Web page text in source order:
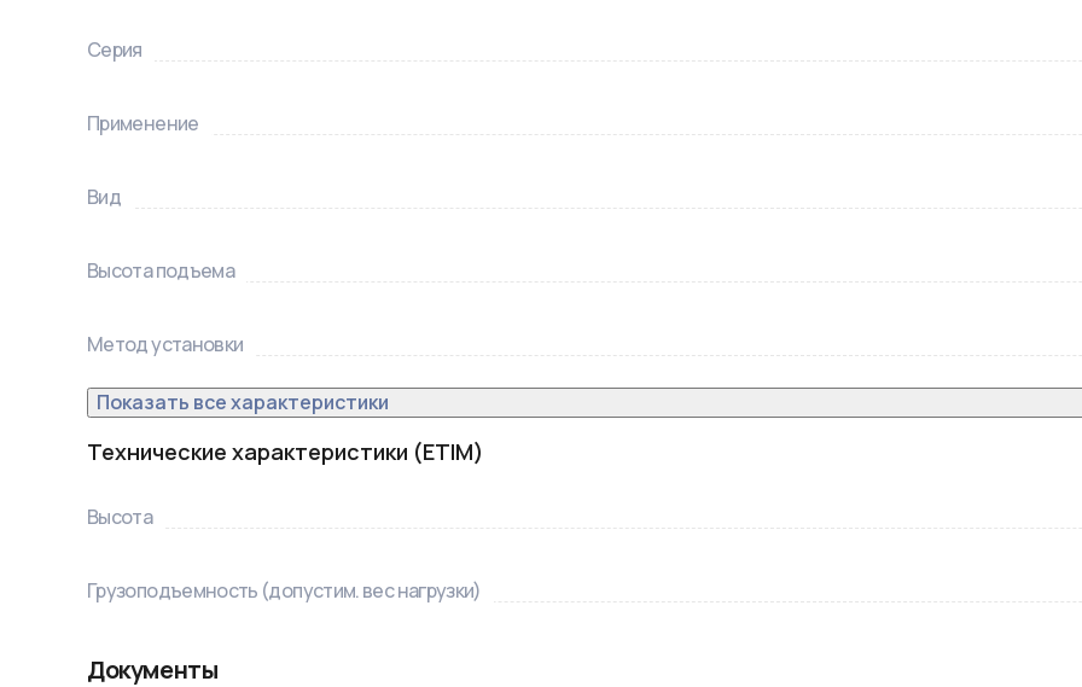
Серия
Применение
Вид
Высота подъема
Метод установки
Показать все характеристики
Технические характеристики (ETIM)
Высота
Грузоподъемность (допустим. вес нагрузки)
Документы